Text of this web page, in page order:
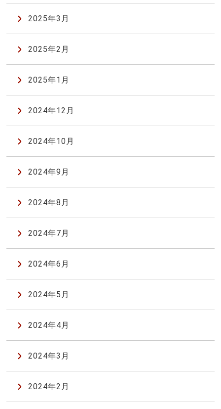
2025年3月
2025年2月
2025年1月
2024年12月
2024年10月
2024年9月
2024年8月
2024年7月
2024年6月
2024年5月
2024年4月
2024年3月
2024年2月